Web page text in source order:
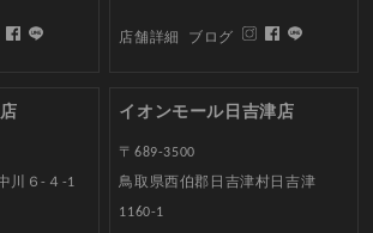
店舗詳細 ブログ
川６-４-1
イオンモール日吉津店
〒689-3500
鳥取県西伯郡日吉津村日吉津
1160-1